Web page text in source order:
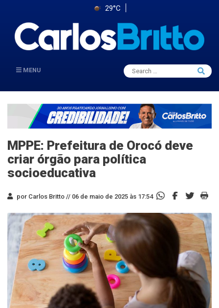
29°C
MENU
Search
for:
Search
MPPE: Prefeitura de Orocó deve
criar órgão para política
socioeducativa
por Carlos Britto // 06 de maio de 2025 às 17:54